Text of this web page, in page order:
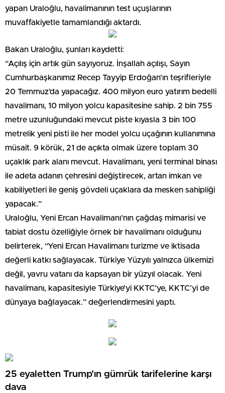
yapan Uraloğlu, havalimanının test uçuşlarının
muvaffakiyetle tamamlandığı aktardı.
Bakan Uraloğlu, şunları kaydetti:
“Açılış için artık gün sayıyoruz. İnşallah açılışı, Sayın
Cumhurbaşkanımız Recep Tayyip Erdoğan’ın teşrifleriyle
20 Temmuz’da yapacağız. 400 milyon euro yatırım bedelli
havalimanı, 10 milyon yolcu kapasitesine sahip. 2 bin 755
metre uzunluğundaki mevcut piste kıyasla 3 bin 100
metrelik yeni pisti ile her model yolcu uçağının kullanımına
müsait. 9 körük, 21 de açıkta olmak üzere toplam 30
uçaklık park alanı mevcut. Havalimanı, yeni terminal binası
ile adeta adanın çehresini değiştirecek, artan imkan ve
kabiliyetleri ile geniş gövdeli uçaklara da mesken sahipliği
yapacak.”
Uraloğlu, Yeni Ercan Havalimanı’nın çağdaş mimarisi ve
tabiat dostu özelliğiyle örnek bir havalimanı olduğunu
belirterek, “Yeni Ercan Havalimanı turizme ve iktisada
değerli katkı sağlayacak. Türkiye Yüzyılı yalnızca ülkemizi
değil, yavru vatanı da kapsayan bir yüzyıl olacak. Yeni
havalimanı, kapasitesiyle Türkiye’yi KKTC’ye, KKTC’yi de
dünyaya bağlayacak.” değerlendirmesini yaptı.
25 eyaletten Trump’ın gümrük tarifelerine karşı
dava